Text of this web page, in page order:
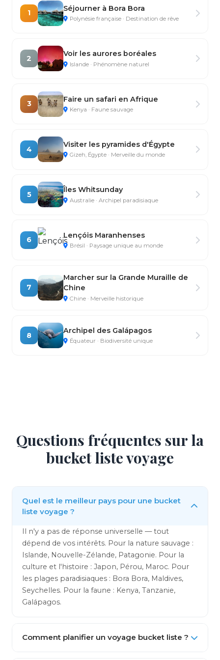
1
Séjourner à Bora Bora
Polynésie française · Destination de rêve
2
Voir les aurores boréales
Islande · Phénomène naturel
3
Faire un safari en Afrique
Kenya · Faune sauvage
4
Visiter les pyramides d'Égypte
Gizeh, Égypte · Merveille du monde
5
Îles Whitsunday
Australie · Archipel paradisiaque
6
Lençóis Maranhenses
Brésil · Paysage unique au monde
7
Marcher sur la Grande Muraille de
Chine
Chine · Merveille historique
8
Archipel des Galápagos
Équateur · Biodiversité unique
Questions fréquentes sur la
bucket liste voyage
Quel est le meilleur pays pour une bucket
liste voyage ?
Il n'y a pas de réponse universelle — tout
dépend de vos intérêts. Pour la nature sauvage :
Islande, Nouvelle-Zélande, Patagonie. Pour la
culture et l'histoire : Japon, Pérou, Maroc. Pour
les plages paradisiaques : Bora Bora, Maldives,
Seychelles. Pour la faune : Kenya, Tanzanie,
Galápagos.
Comment planifier un voyage bucket liste ?